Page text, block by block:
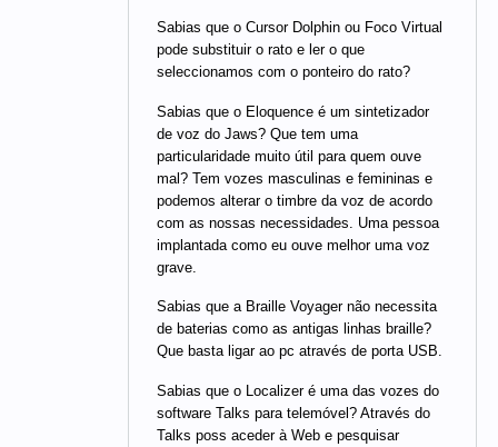
Sabias que o Cursor Dolphin ou Foco Virtual
pode substituir o rato e ler o que
seleccionamos com o ponteiro do rato?
Sabias que o Eloquence é um sintetizador
de voz do Jaws? Que tem uma
particularidade muito útil para quem ouve
mal? Tem vozes masculinas e femininas e
podemos alterar o timbre da voz de acordo
com as nossas necessidades. Uma pessoa
implantada como eu ouve melhor uma voz
grave.
Sabias que a Braille Voyager não necessita
de baterias como as antigas linhas braille?
Que basta ligar ao pc através de porta USB.
Sabias que o Localizer é uma das vozes do
software Talks para telemóvel? Através do
Talks poss aceder à Web e pesquisar